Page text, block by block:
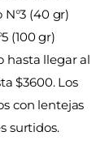
(40 gr)
(100 gr)
hasta llegar al
$3600. Los
con lentejas
surtidos.